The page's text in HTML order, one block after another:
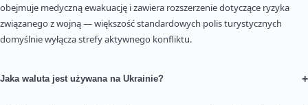
obejmuje medyczną ewakuację i zawiera rozszerzenie dotyczące ryzyka
związanego z wojną — większość standardowych polis turystycznych
domyślnie wyłącza strefy aktywnego konfliktu.
Jaka waluta jest używana na Ukrainie? +